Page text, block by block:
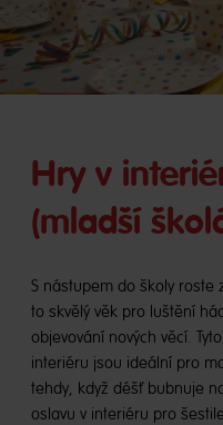
Hry v
(mladší
S nástupem do školy roste
to skvělý věk pro luštění
objevování nových věcí.
interiéru jsou ideální pro
tehdy, když déšť bubnuje
oslavu v interiéru pro